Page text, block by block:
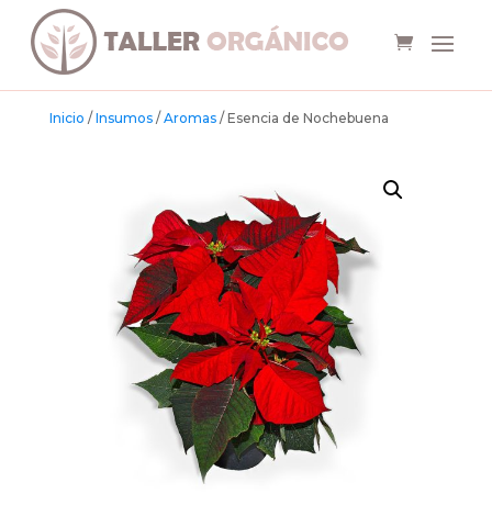
Inicio / Insumos/ Aromas/ Esencia de Nochebuena